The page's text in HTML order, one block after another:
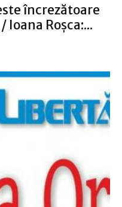
încrezătoare
Roşca:...